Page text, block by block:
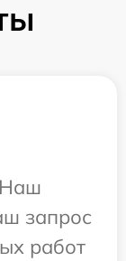
Наш
запрос
работ